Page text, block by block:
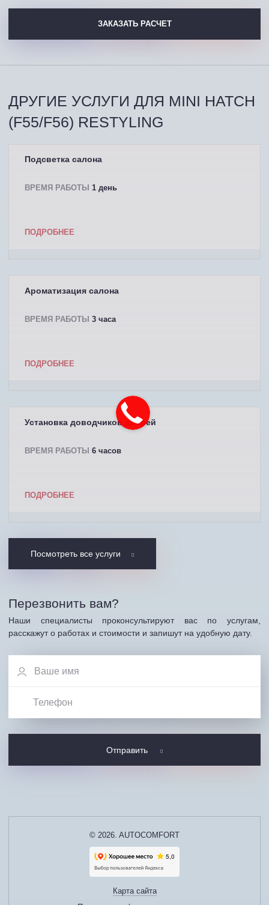
ЗАКАЗАТЬ РАСЧЕТ
ДРУГИЕ УСЛУГИ ДЛЯ MINI HATCH
(F55/F56) RESTYLING
Подсветка салона
ВРЕМЯ РАБОТЫ 1 день
ПОДРОБНЕЕ
Ароматизация салона
ВРЕМЯ РАБОТЫ 3 часа
ПОДРОБНЕЕ
Установка доводчиков дверей
ВРЕМЯ РАБОТЫ 6 часов
ПОДРОБНЕЕ
Посмотреть все услуги
Перезвонить вам?
Наши специалисты проконсультируют вас по услугам,
расскажут о работах и стоимости и запишут на удобную дату.
Отправить
© 2026. AUTOCOMFORT
Карта сайта